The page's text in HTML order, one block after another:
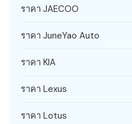
ราคา JAECOO
ราคา JuneYao Auto
ราคา KIA
ราคา Lexus
ราคา Lotus